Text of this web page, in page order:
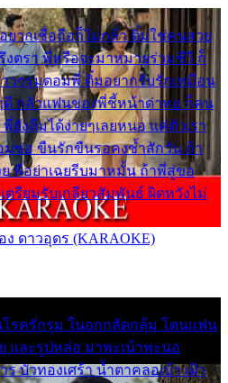
ยากเชื่อถือก็ไม่กล้า ติ๋มใช่คนสวย
งตรา พี่หรือจะมาหมายร่วมชีวี ก็
วๆรุมตอมพี่ ติ๋มอยากรับรักเหมือน
ดี กลัวแฟนของพี่ชี้หน้าด่าทอ ก็คน
ยังลืมได้ง่ายๆเลยหนอ แค่ตัวเรา
มซ่อ ขืนรักขืนรอคงช้ำสักวัน ถ้า
ย พี่อย่าเฉยรีบมาหมั้น ถ้าพี่สู่ขอ
ตรียมรับเกลียวสัมพันธ์ ผิดหวังไม่
ดาวอุดร (KARAOKE)
โรครักรุม ในอกกลัดกลุ้ม โดนแฟน
และรูปหล่อ มาพะเน้าพะนอ
ร บัวทองเศร้า น้ำตาคลอเบ้า เฝ้า